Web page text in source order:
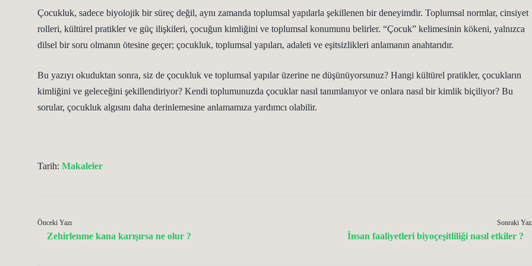
Çocukluk, sadece biyolojik bir süreç değil, aynı zamanda toplumsal yapılarla şekillenen bir deneyimdir. Toplumsal normlar, cinsiyet
rolleri, kültürel pratikler ve güç ilişkileri, çocuğun kimliğini ve toplumsal konumunu belirler. “Çocuk” kelimesinin kökeni, yalnızca
dilsel bir soru olmanın ötesine geçer; çocukluk, toplumsal yapıları, adaleti ve eşitsizlikleri anlamanın anahtarıdır.
Bu yazıyı okuduktan sonra, siz de çocukluk ve toplumsal yapılar üzerine ne düşünüyorsunuz? Hangi kültürel pratikler, çocukların
kimliğini ve geleceğini şekillendiriyor? Kendi toplumunuzda çocuklar nasıl tanımlanıyor ve onlara nasıl bir kimlik biçiliyor? Bu
sorular, çocukluk algısını daha derinlemesine anlamamıza yardımcı olabilir.
Tarih: Makaleler
Önceki Yazı
Zehirlenme kana karışırsa ne olur ?
Sonraki
İnsan faaliyetleri biyoçeşitliliği nasıl etkiler ?